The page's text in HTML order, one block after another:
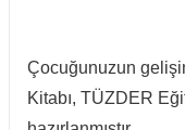
Çocuğunuzun
Kitabı, TÜZDER